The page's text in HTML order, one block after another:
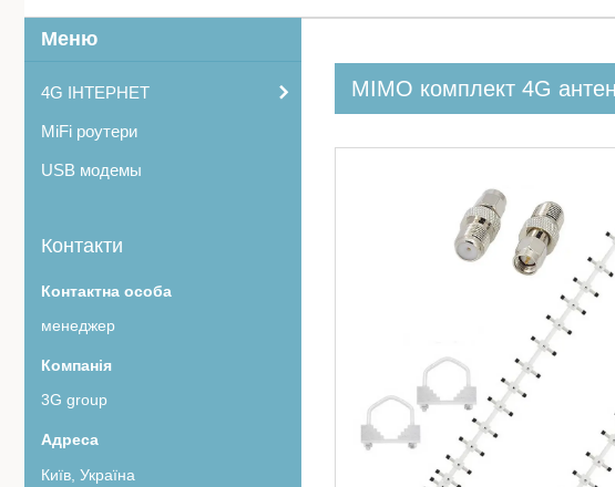
MIMO комплект 4G
4G ІНТЕРНЕТ
MiFi роутери
USB модемы
Контакти
менеджер
3G group
Київ, Україна